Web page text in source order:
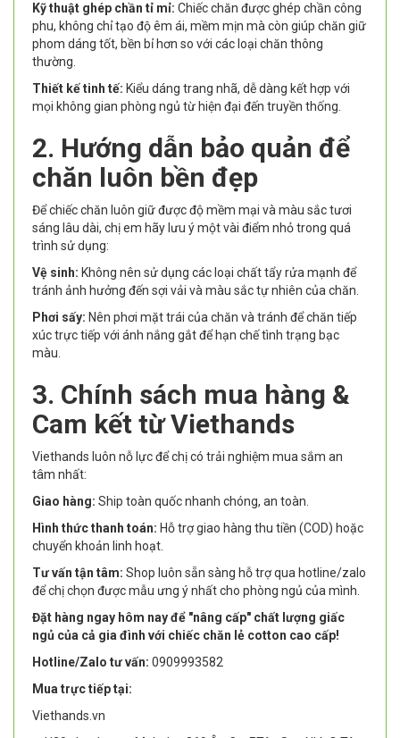
Kỹ thuật ghép chần tỉ mỉ: Chiếc chăn được ghép chần công
phu, không chỉ tạo độ êm ái, mềm mịn mà còn giúp chăn giữ
phom dáng tốt, bền bỉ hơn so với các loại chăn thông
thường.
Thiết kế tinh tế: Kiểu dáng trang nhã, dễ dàng kết hợp với
mọi không gian phòng ngủ từ hiện đại đến truyền thống.
2. Hướng dẫn bảo quản để
chăn luôn bền đẹp
Để chiếc chăn luôn giữ được độ mềm mại và màu sắc tươi
sáng lâu dài, chị em hãy lưu ý một vài điểm nhỏ trong quá
trình sử dụng:
Vệ sinh: Không nên sử dụng các loại chất tẩy rửa mạnh để
tránh ảnh hưởng đến sợi vải và màu sắc tự nhiên của chăn.
Phơi sấy: Nên phơi mặt trái của chăn và tránh để chăn tiếp
xúc trực tiếp với ánh nắng gắt để hạn chế tình trạng bạc
màu.
3. Chính sách mua hàng &
Cam kết từ Viethands
Viethands luôn nỗ lực để chị có trải nghiệm mua sắm an
tâm nhất:
Giao hàng: Ship toàn quốc nhanh chóng, an toàn.
Hình thức thanh toán: Hỗ trợ giao hàng thu tiền (COD) hoặc
chuyển khoản linh hoạt.
Tư vấn tận tâm: Shop luôn sẵn sàng hỗ trợ qua hotline/zalo
để chị chọn được mẫu ưng ý nhất cho phòng ngủ của mình.
Đặt hàng ngay hôm nay để "nâng cấp" chất lượng giấc
ngủ của cả gia đình với chiếc chăn lẻ cotton cao cấp!
Hotline/Zalo tư vấn: 0909993582
Mua trực tiếp tại:
Viethands.vn